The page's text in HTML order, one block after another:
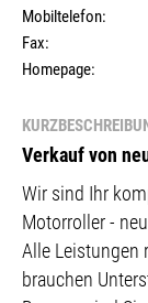
Mobiltelefon:
Fax:
Homepage:
Verkauf von
Wir sind Ihr
Motorroller -
Alle Leistungen
brauchen